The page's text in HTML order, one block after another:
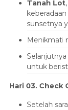
Tanah Lot
sunsetnya
Menikmati
untuk
Hari 03. Check
Setelah